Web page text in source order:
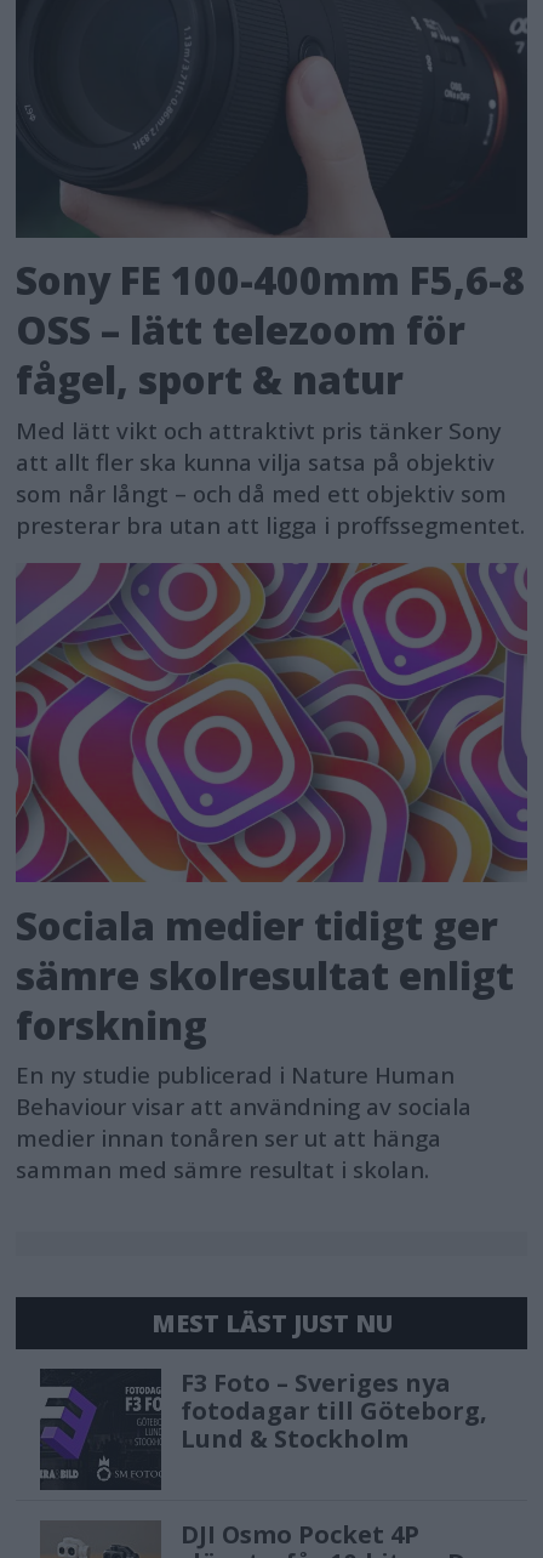
Sony FE 100-400mm F5,6-8
OSS – lätt telezoom för
fågel, sport & natur
Med lätt vikt och attraktivt pris tänker Sony
att allt fler ska kunna vilja satsa på objektiv
som når långt – och då med ett objektiv som
presterar bra utan att ligga i proffssegmentet.
Sociala medier tidigt ger
sämre skolresultat enligt
forskning
En ny studie publicerad i Nature Human
Behaviour visar att användning av sociala
medier innan tonåren ser ut att hänga
samman med sämre resultat i skolan.
MEST LÄST JUST NU
F3 Foto – Sveriges nya
fotodagar till Göteborg,
Lund & Stockholm
DJI Osmo Pocket 4P